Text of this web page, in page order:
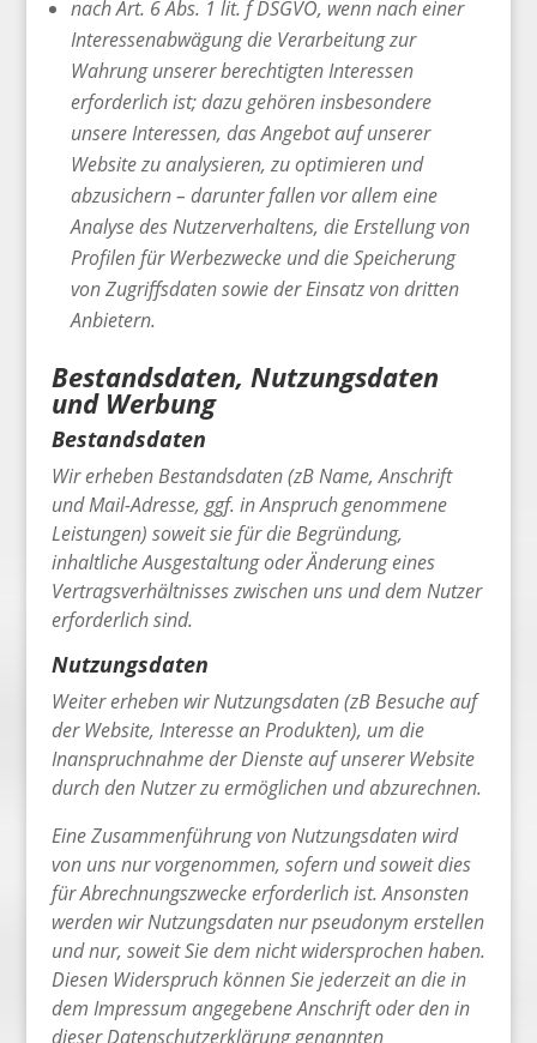
nach Art. 6 Abs. 1 lit. f DSGVO, wenn nach einer
Interessenabwägung die Verarbeitung zur
Wahrung unserer berechtigten Interessen
erforderlich ist; dazu gehören insbesondere
unsere Interessen, das Angebot auf unserer
Website zu analysieren, zu optimieren und
abzusichern – darunter fallen vor allem eine
Analyse des Nutzerverhaltens, die Erstellung von
Profilen für Werbezwecke und die Speicherung
von Zugriffsdaten sowie der Einsatz von dritten
Anbietern.
Bestandsdaten, Nutzungsdaten
und Werbung
Bestandsdaten
Wir erheben Bestandsdaten (zB Name, Anschrift
und Mail-Adresse, ggf. in Anspruch genommene
Leistungen) soweit sie für die Begründung,
inhaltliche Ausgestaltung oder Änderung eines
Vertragsverhältnisses zwischen uns und dem Nutzer
erforderlich sind.
Nutzungsdaten
Weiter erheben wir Nutzungsdaten (zB Besuche auf
der Website, Interesse an Produkten), um die
Inanspruchnahme der Dienste auf unserer Website
durch den Nutzer zu ermöglichen und abzurechnen.
Eine Zusammenführung von Nutzungsdaten wird
von uns nur vorgenommen, sofern und soweit dies
für Abrechnungszwecke erforderlich ist. Ansonsten
werden wir Nutzungsdaten nur pseudonym erstellen
und nur, soweit Sie dem nicht widersprochen haben.
Diesen Widerspruch können Sie jederzeit an die in
dem Impressum angegebene Anschrift oder den in
dieser Datenschutzerklärung genannten